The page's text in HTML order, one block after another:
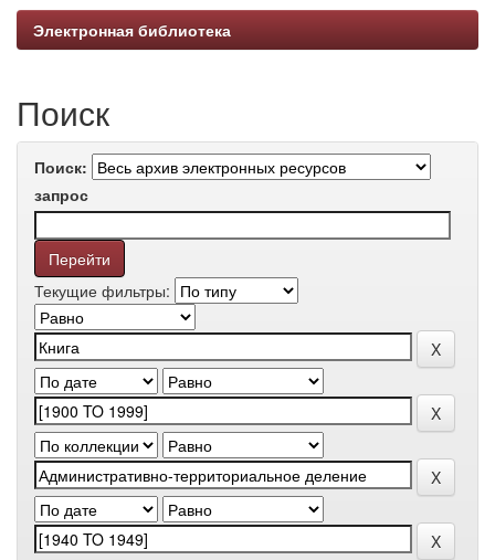
Электронная библиотека
Поиск
Поиск:
запрос
Текущие фильтры: